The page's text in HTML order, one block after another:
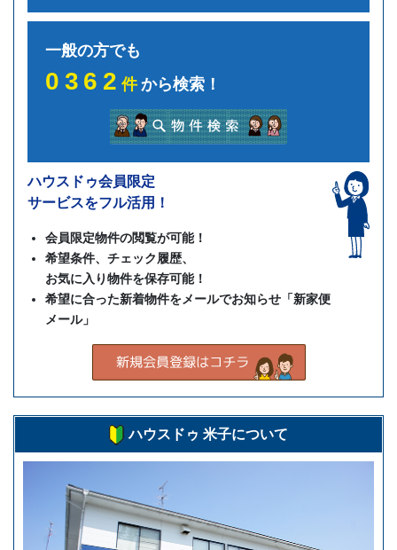
一般の方でも
0362件から検索！
ハウスドゥ会員限定
サービスをフル活用！
会員限定物件の閲覧が可能！
希望条件、チェック履歴、
お気に入り物件を保存可能！
希望に合った新着物件をメールでお知らせ「新家便
メール」
ハウスドゥ 米子について